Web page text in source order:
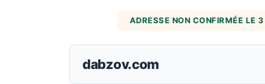
ADRESSE NON CONFIRMÉE LE
dabzov.com